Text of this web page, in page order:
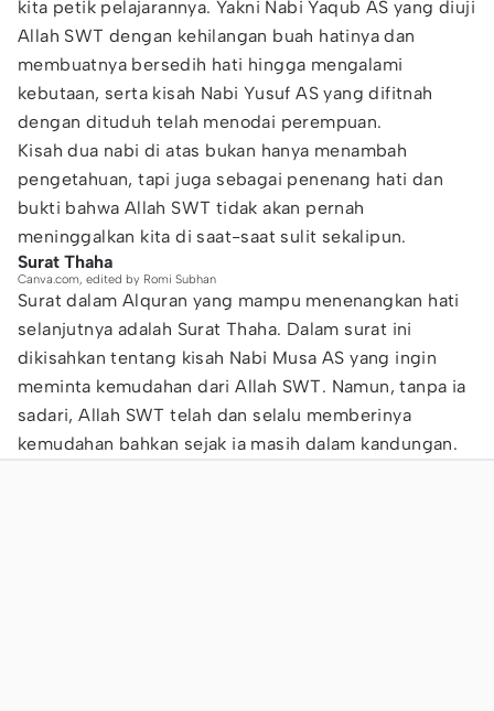
kita petik pelajarannya. Yakni Nabi Yaqub AS yang diuji
Allah SWT dengan kehilangan buah hatinya dan
membuatnya bersedih hati hingga mengalami
kebutaan, serta kisah Nabi Yusuf AS yang difitnah
dengan dituduh telah menodai perempuan.
Kisah dua nabi di atas bukan hanya menambah
pengetahuan, tapi juga sebagai penenang hati dan
bukti bahwa Allah SWT tidak akan pernah
meninggalkan kita di saat-saat sulit sekalipun.
Surat Thaha
Canva.com, edited by Romi Subhan
Surat dalam Alquran yang mampu menenangkan hati
selanjutnya adalah Surat Thaha. Dalam surat ini
dikisahkan tentang kisah Nabi Musa AS yang ingin
meminta kemudahan dari Allah SWT. Namun, tanpa ia
sadari, Allah SWT telah dan selalu memberinya
kemudahan bahkan sejak ia masih dalam kandungan.